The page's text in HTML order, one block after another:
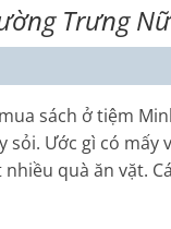
Trưng
sách ở tiệm
Ước gì có mấy
quà ăn vặt.